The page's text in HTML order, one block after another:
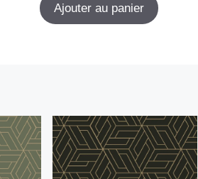
5
Ajouter au panier